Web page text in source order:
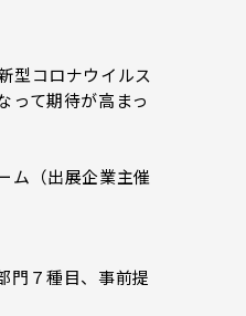
型コロナウイルス
って期待が高まっ
ム（出展企業主催
門７種目、事前提